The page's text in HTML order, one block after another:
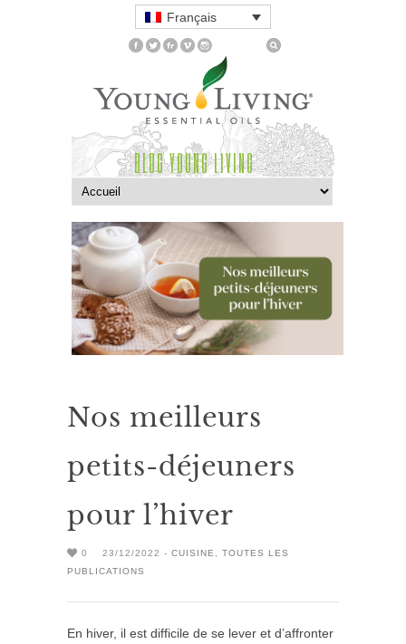
Français
BLOG YOUNG LIVING
Nos meilleurs
petits-déjeuners
pour l’hiver
0 23/12/2022 - CUISINE, TOUTES LES
PUBLICATIONS
En hiver, il est difficile de se lever et d’affronter